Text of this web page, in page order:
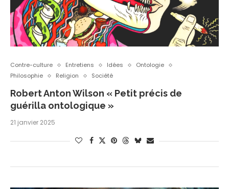
Contre-culture Entretiens Idées
Ontologie
Philosophie
Religion Société
Robert Anton Wilson « Petit précis de
guérilla ontologique »
21 janvier 2025